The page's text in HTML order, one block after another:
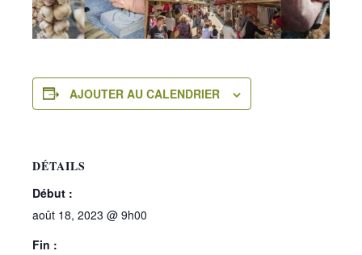
AJOUTER AU CALENDRIER
DÉTAILS
Début :
août 18, 2023 @ 9h00
Fin :